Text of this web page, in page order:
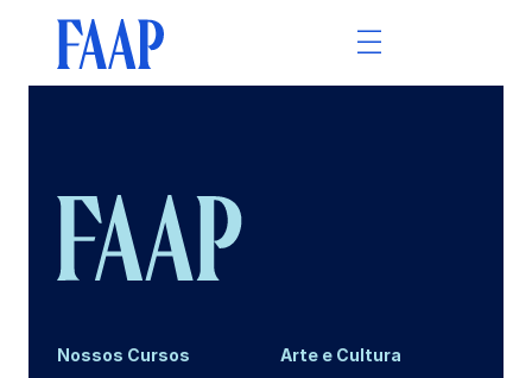
Nossos Cursos Arte e Cultura